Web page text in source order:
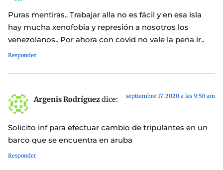
Puras mentiras.. Trabajar alla no es fácil y en esa isla
hay mucha xenofobia y represión a nosotros los
venezolanos.. Por ahora con covid no vale la pena ir..
Responder
Argenis Rodríguezdice: septiembre 17, 2020 a las 9:50 am
Solicito inf para efectuar cambio de tripulantes en un
barco que se encuentra en aruba
Responder